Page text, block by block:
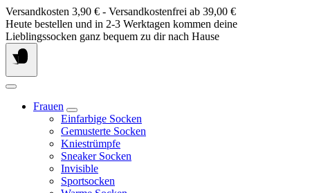
Springe
zum
Inhalt
Versandkosten 3,90 € - Versandkostenfrei ab 39,00 €
Heute bestellen und in 2-3 Werktagen kommen deine
Lieblingssocken ganz bequem zu dir nach Hause
Frauen
Einfarbige Socken
Gemusterte Socken
Kniestrümpfe
Sneaker Socken
Invisible
Sportsocken